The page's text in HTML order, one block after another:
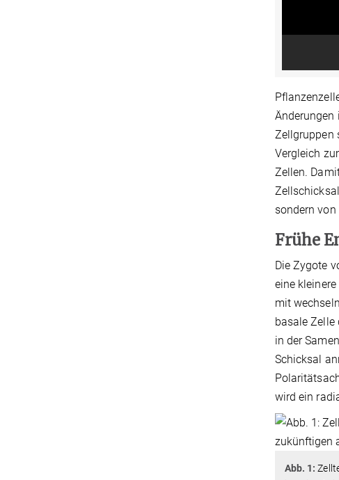
Änderungen
Zellgruppen
Vergleich
Zellen.
sondern
Frühe
Die Zygote
eine
mit
basale Zelle
in der
Schicksal
wird ein
Abb. 1: